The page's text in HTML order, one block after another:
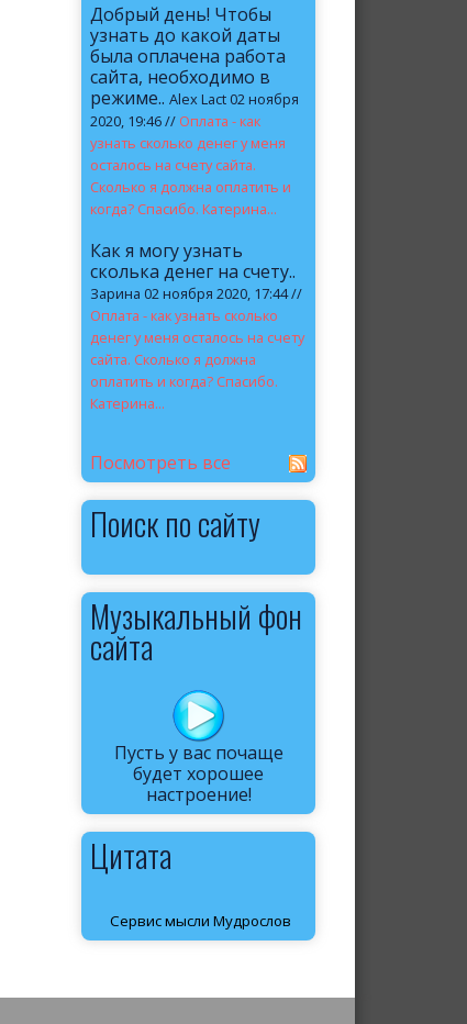
Добрый день! Чтобы
узнать до какой даты
была оплачена работа
сайта, необходимо в
режиме.. Alex Lact 02 ноября
2020, 19:46 // Оплата - как
узнать сколько денег у меня
осталось на счету сайта.
Сколько я должна оплатить и
когда? Спасибо. Катерина...
Как я могу узнать
сколька денег на счету..
Зарина 02 ноября 2020, 17:44 //
Оплата - как узнать сколько
денег у меня осталось на счету
сайта. Сколько я должна
оплатить и когда? Спасибо.
Катерина...
Посмотреть все
Поиск по сайту
Музыкальный фон
сайта
Пусть у вас почаще
будет хорошее
настроение!
Цитата
Сервис мысли Мудрослов